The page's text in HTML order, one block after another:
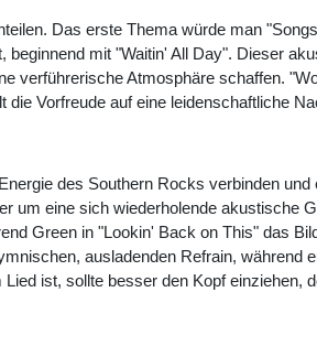
Das erste Thema würde man
mit "Waitin' All Day". Dieser
verführerische Atmosphäre schaffen.
Vorfreude auf eine leidenschaftliche
des Southern Rocks verbinden und
um eine sich wiederholende akustische
Green in "Lookin' Back on This" das
ausladenden Refrain, während
ist, sollte besser den Kopf einziehen,